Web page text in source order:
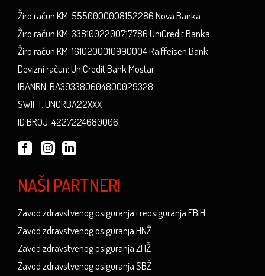
Žiro račun KM: 5550000008152286 Nova Banka
Žiro račun KM: 3381002200717786 UniCredit Banka
Žiro račun KM: 1610200010990004 Raiffeisen Bank
Devizni račun: UniCredit Bank Mostar
IBANRN: BA393380604800029328
SWIFT: UNCRBA22XXX
ID BROJ: 4227224680006
NAŠI PARTNERI
Zavod zdravstvenog osiguranja i reosiguranja FBiH
Zavod zdravstvenog osiguranja HNŽ
Zavod zdravstvenog osiguranja ZHŽ
Zavod zdravstvenog osiguranja SBŽ